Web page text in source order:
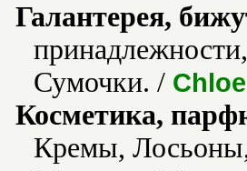
Галантерея,
Сумочки. / Chloe
Косметика,
Кремы,